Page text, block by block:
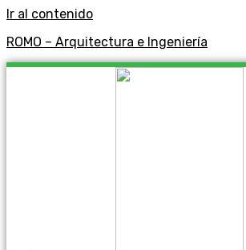
Ir al contenido
ROMO – Arquitectura e Ingeniería